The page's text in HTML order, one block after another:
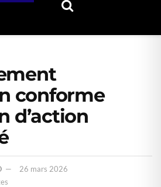
conforme
d’action
26 mars 2026